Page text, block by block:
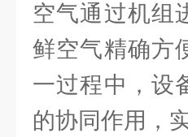
空气通过机组
鲜空气精确方
一过程中，设
的协同作用，